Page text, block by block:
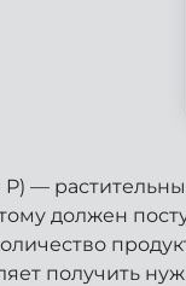
P) —
должен
получить